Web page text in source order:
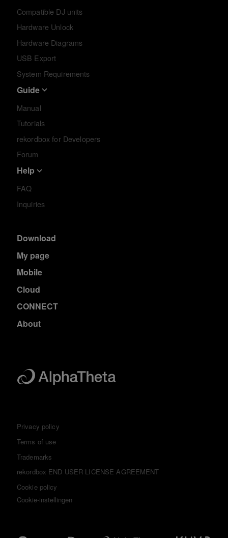
Compatible DJ units
Hardware Unlock
Hardware Diagrams
USB Export
System Requirements
Guide
Manual
Tutorials
rekordbox for Developers
Forum
Help
FAQ
Inquiries
Download
My page
Mobile
Cloud
CONNECT
About
Privacy policy
Terms of use
Trademarks
rekordbox END USER LICENSE AGREEMENT
Cookie policy
Cookie-instellingen